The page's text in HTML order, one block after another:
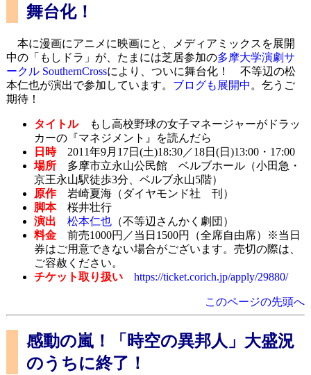
舞台化！
本に漫画にアニメに映画にと、メディアミックスを展開
中の「もしドラ」が、たまには芝居参加の多摩大学演劇サ
ークル SouthernCrossにより、ついに舞台化！ 不等辺の松
本仁也が演出で参加しています。 ブログも展開中 。乞うご
期待！
タイトルもし高校野球の女子マネージャーがドラッ
カーの『マネジメント』を読んだら
日時2011年9月17日(土)18:30／18日(日)13:00・17:00
場所多摩市立永山公民館 ベルブホール（小田急・
京王永山駅徒歩3分、ベルブ永山5階）
原作岩崎夏海（ダイヤモンド社 刊）
脚本桜井壮行
演出
松本仁也（不等辺さんかく劇団）
料金前売1000円／当日1500円（全席自由席）※当日
券はご用意できない場合がございます。売切の際は、
ご容赦ください。
チケット取り扱い
https://ticket.corich.jp/apply/29880/
このページの先頭へ
感動の嵐！「時空の異邦人」大盛況
のうちに終了！